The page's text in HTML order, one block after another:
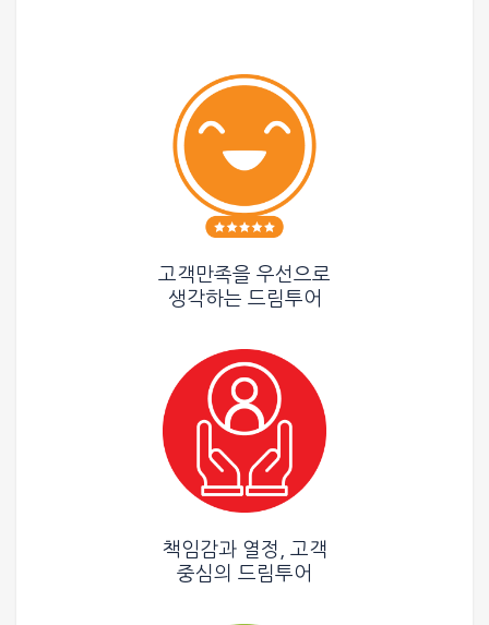
고객만족을 우선으로
생각하는 드림투어
책임감과 열정, 고객
중심의 드림투어